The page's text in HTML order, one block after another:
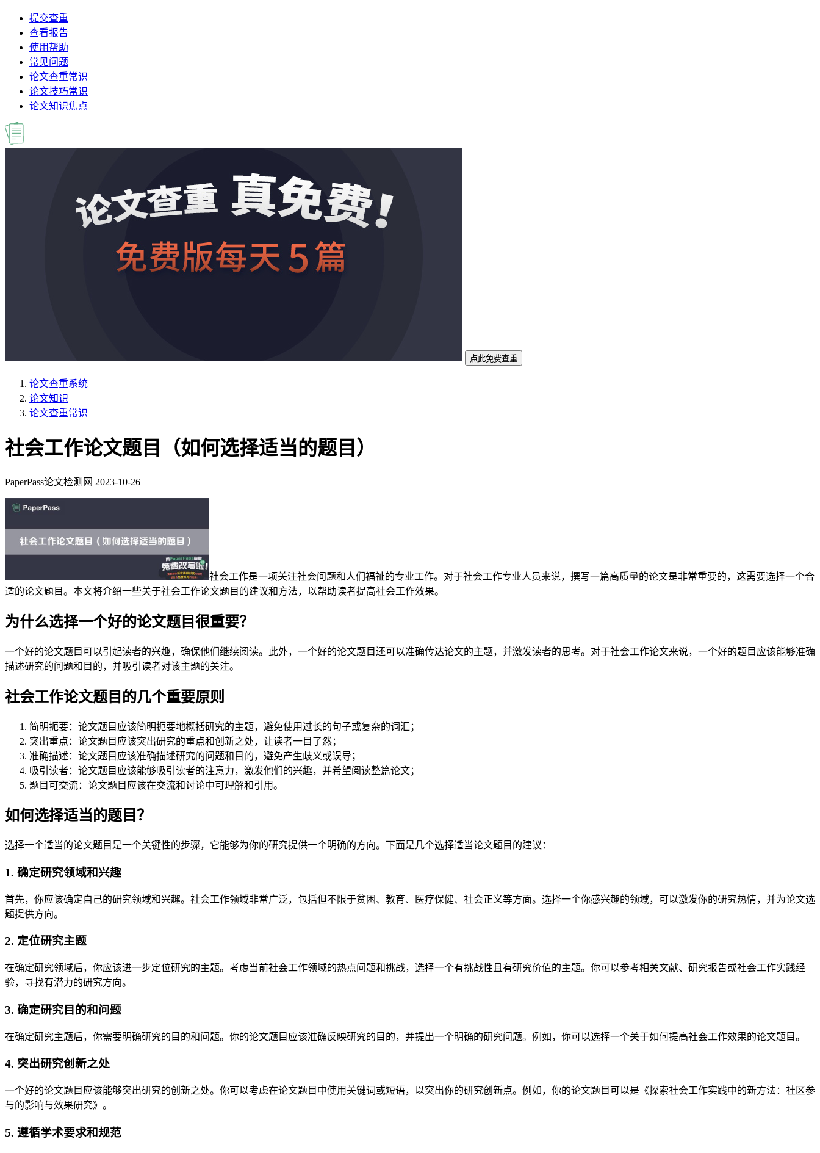
提交查重
查看报告
使用帮助
常见问题
论文查重常识
论文技巧常识
论文知识焦点
点此免费查重
论文查重系统
论文知识
论文查重常识
社会工作论文题目（如何选择适当的题目）
PaperPass论文检测网 2023-10-26
社会工作是一项关注社会问题和人们福祉的专业工作。对于社会工作专业人员来说，撰写一篇高质量的论文是非常重要的，这需要选择一个合
适的论文题目。本文将介绍一些关于社会工作论文题目的建议和方法，以帮助读者提高社会工作效果。
为什么选择一个好的论文题目很重要？
一个好的论文题目可以引起读者的兴趣，确保他们继续阅读。此外，一个好的论文题目还可以准确传达论文的主题，并激发读者的思考。对于社会工作论文来说，一个好的题目应该能够准确
描述研究的问题和目的，并吸引读者对该主题的关注。
社会工作论文题目的几个重要原则
简明扼要：论文题目应该简明扼要地概括研究的主题，避免使用过长的句子或复杂的词汇；
突出重点：论文题目应该突出研究的重点和创新之处，让读者一目了然；
准确描述：论文题目应该准确描述研究的问题和目的，避免产生歧义或误导；
吸引读者：论文题目应该能够吸引读者的注意力，激发他们的兴趣，并希望阅读整篇论文；
题目可交流：论文题目应该在交流和讨论中可理解和引用。
如何选择适当的题目？
选择一个适当的论文题目是一个关键性的步骤，它能够为你的研究提供一个明确的方向。下面是几个选择适当论文题目的建议：
1. 确定研究领域和兴趣
首先，你应该确定自己的研究领域和兴趣。社会工作领域非常广泛，包括但不限于贫困、教育、医疗保健、社会正义等方面。选择一个你感兴趣的领域，可以激发你的研究热情，并为论文选
题提供方向。
2. 定位研究主题
在确定研究领域后，你应该进一步定位研究的主题。考虑当前社会工作领域的热点问题和挑战，选择一个有挑战性且有研究价值的主题。你可以参考相关文献、研究报告或社会工作实践经
验，寻找有潜力的研究方向。
3. 确定研究目的和问题
在确定研究主题后，你需要明确研究的目的和问题。你的论文题目应该准确反映研究的目的，并提出一个明确的研究问题。例如，你可以选择一个关于如何提高社会工作效果的论文题目。
4. 突出研究创新之处
一个好的论文题目应该能够突出研究的创新之处。你可以考虑在论文题目中使用关键词或短语，以突出你的研究创新点。例如，你的论文题目可以是《探索社会工作实践中的新方法：社区参
与的影响与效果研究》。
5. 遵循学术要求和规范